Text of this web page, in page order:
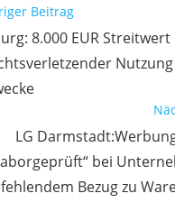
Beitrag
8.000 EUR Streitwert
LG
bei
fehlendem Bezug zu